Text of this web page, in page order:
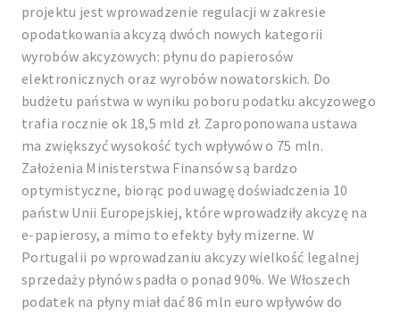
projektu jest wprowadzenie regulacji w zakresie
opodatkowania akcyzą dwóch nowych kategorii
wyrobów akcyzowych: płynu do papierosów
elektronicznych oraz wyrobów nowatorskich. Do
budżetu państwa w wyniku poboru podatku akcyzowego
trafia rocznie ok 18,5 mld zł. Zaproponowana ustawa
ma zwiększyć wysokość tych wpływów o 75 mln.
Założenia Ministerstwa Finansów są bardzo
optymistyczne, biorąc pod uwagę doświadczenia 10
państw Unii Europejskiej, które wprowadziły akcyzę na
e-papierosy, a mimo to efekty były mizerne. W
Portugalii po wprowadzaniu akcyzy wielkość legalnej
sprzedaży płynów spadła o ponad 90%. We Włoszech
podatek na płyny miał dać 86 mln euro wpływów do